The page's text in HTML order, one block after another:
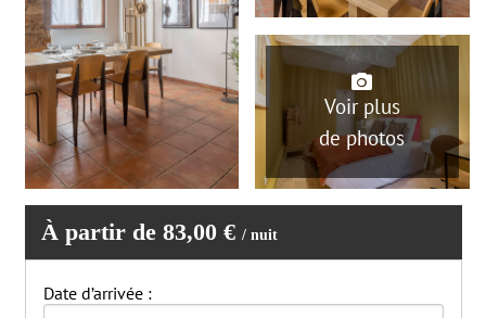
Machine à laver
Patio
Serviettes fournies
Animaux non acceptés
Enfants non autorisés
Fumer non autorisé
Fêtes / événements non autorisés
Voir plus
de photos
À partir de 83,00 € / nuit
Date d’arrivée :